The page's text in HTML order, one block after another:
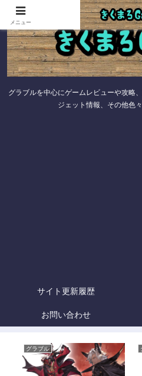
グラブルを中心にゲームレビューや攻略
ジェット情報、その他色
サイト更新履歴
お問い合わせ
グラブル
メニュー